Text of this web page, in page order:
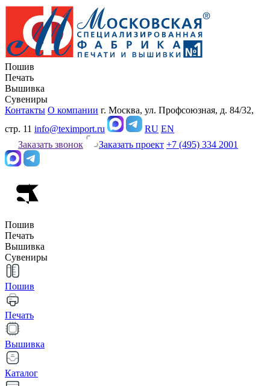
Пошив
Печать
Вышивка
Сувениры
Контакты О компании г. Москва, ул. Профсоюзная, д. 84/32,
стр. 11 info@teximport.ru RU EN
Заказать звонок
Заказать проект +7 (495) 334 2001
Пошив
Печать
Вышивка
Сувениры
Пошив
Печать
Вышивка
Каталог